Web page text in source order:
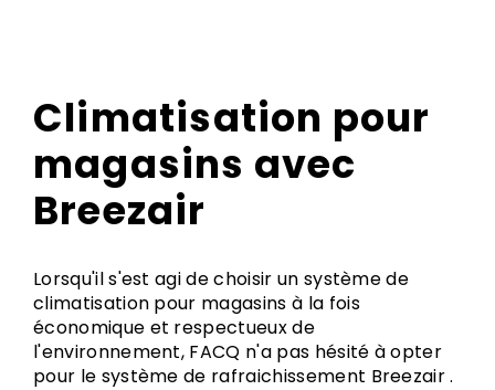
Climatisation pour
magasins avec
Breezair
Lorsqu'il s'est agi de choisir un système de
climatisation pour magasins à la fois
économique et respectueux de
l'environnement, FACQ n'a pas hésité à opter
pour le système de rafraichissement Breezair .